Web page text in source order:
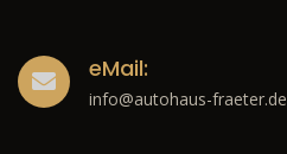
eMail:
info@autohaus-fraeter.de